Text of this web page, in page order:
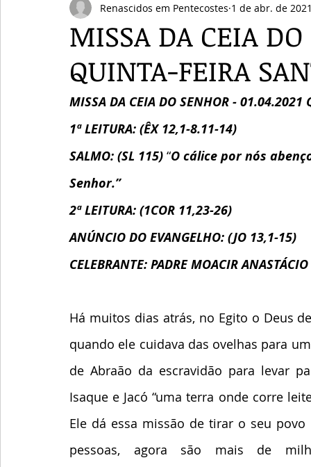
Pentecostes Galeria Orações Saúde
MISSA DA CEIA
QUINTA-FEIRA
Renascidos em Pentecostes 1 de abr. de
MISSA DA CEIA DO SENHOR - 01.04.2021
1ª LEITURA: (ÊX 12,1-8.11-14)
SALMO: (SL 115) “O cálice por nós
Senhor.”
2ª LEITURA: (1COR 11,23-26)
ANÚNCIO DO EVANGELHO: (JO 13,1-15)
CELEBRANTE: PADRE MOACIR ANASTÁCIO
Há muitos dias atrás, no Egito o Deus
quando ele cuidava das ovelhas para
de Abraão da escravidão para levar
Isaque e Jacó “uma terra onde corre
Ele dá essa missão de tirar o seu
pessoas, agora são mais de